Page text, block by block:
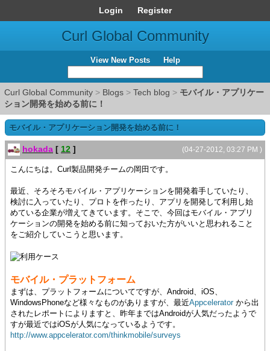
Login Register
Curl Global Community
View New Posts Help
Curl Global Community > Blogs > Tech blog > モバイル・アプリケー
ション開発を始める前に！
モバイル・アプリケーション開発を始める前に！
(04-27-2012, 03:27 PM )
hokada [ 12 ]
こんにちは。Curl製品開発チームの岡田です。
最近、そろそろモバイル・アプリケーションを開発着手していたり、
検討に入っていたり、プロトを作ったり、アプリを開発して利用し始
めている企業が増えてきています。そこで、今回はモバイル・アプリ
ケーションの開発を始める前に知っておいた方がいいと思われること
をご紹介していこうと思います。
モバイル・プラットフォーム
まずは、プラットフォームについてですが、Android、iOS、
WindowsPhoneなど様々なものがありますが、最近Appceleratorから出
されたレポートによりますと、昨年まではAndroidが人気だったようで
すが最近ではiOSが人気になっているようです。
http://www.appcelerator.com/thinkmobile/surveys